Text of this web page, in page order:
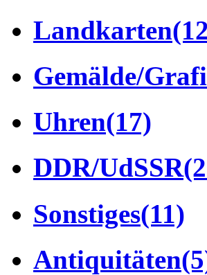
Landkarten
Gemälde/
Uhren(17)
DDR/UdSSR
Sonstiges(11)
Antiquitäten